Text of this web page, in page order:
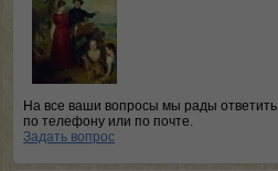
На все ваши вопросы мы рады ответить
по телефону или по почте.
Задать вопрос